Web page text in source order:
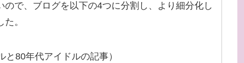
で、ブログを以下の4つに分割し、より細分化し
。
と80年代アイドルの記事）